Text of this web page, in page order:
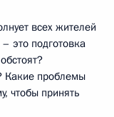
всех жителей
это подготовка
Какие проблемы
чтобы принять